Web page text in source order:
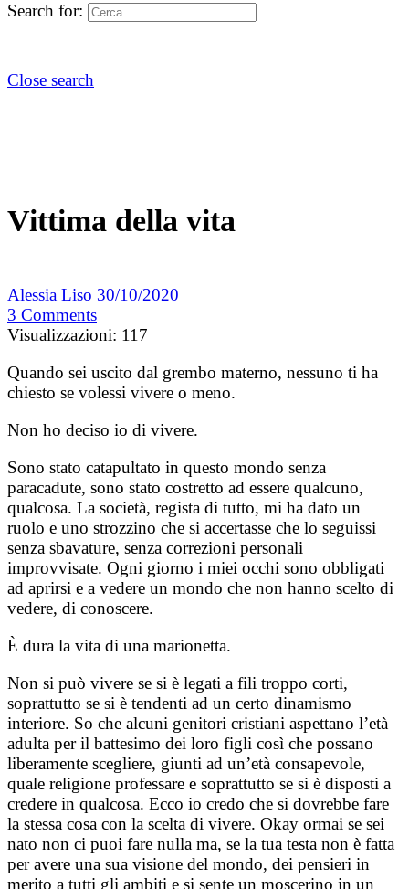
Search for:
Close search
Vittima della vita
Alessia Liso 30/10/2020
3 Comments
Visualizzazioni: 117
Quando sei uscito dal grembo materno, nessuno ti ha
chiesto se volessi vivere o meno.
Non ho deciso io di vivere.
Sono stato catapultato in questo mondo senza
paracadute, sono stato costretto ad essere qualcuno,
qualcosa. La società, regista di tutto, mi ha dato un
ruolo e uno strozzino che si accertasse che lo seguissi
senza sbavature, senza correzioni personali
improvvisate. Ogni giorno i miei occhi sono obbligati
ad aprirsi e a vedere un mondo che non hanno scelto di
vedere, di conoscere.
È dura la vita di una marionetta.
Non si può vivere se si è legati a fili troppo corti,
soprattutto se si è tendenti ad un certo dinamismo
interiore. So che alcuni genitori cristiani aspettano l’età
adulta per il battesimo dei loro figli così che possano
liberamente scegliere, giunti ad un’età consapevole,
quale religione professare e soprattutto se si è disposti a
credere in qualcosa. Ecco io credo che si dovrebbe fare
la stessa cosa con la scelta di vivere. Okay ormai se sei
nato non ci puoi fare nulla ma, se la tua testa non è fatta
per avere una sua visione del mondo, dei pensieri in
merito a tutti gli ambiti e si sente un moscerino in un